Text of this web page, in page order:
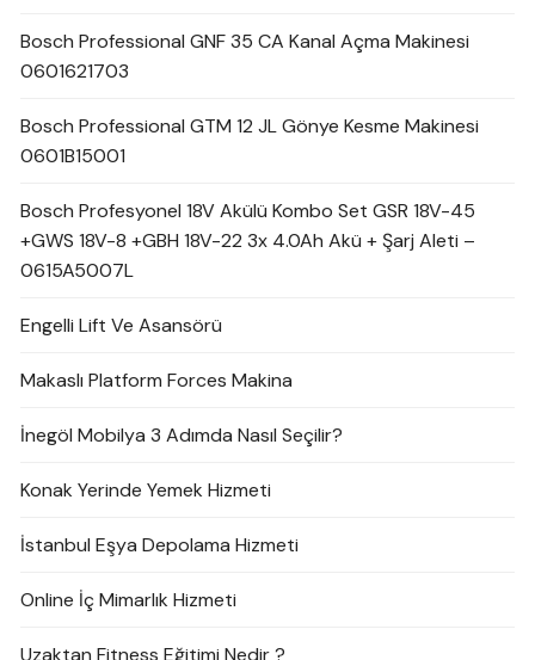
Bosch Professional GNF 35 CA Kanal Açma Makinesi
0601621703
Bosch Professional GTM 12 JL Gönye Kesme Makinesi
0601B15001
Bosch Profesyonel 18V Akülü Kombo Set GSR 18V-45
+GWS 18V-8 +GBH 18V-22 3x 4.0Ah Akü + Şarj Aleti –
0615A5007L
Engelli Lift Ve Asansörü
Makaslı Platform Forces Makina
İnegöl Mobilya 3 Adımda Nasıl Seçilir?
Konak Yerinde Yemek Hizmeti
İstanbul Eşya Depolama Hizmeti
Online İç Mimarlık Hizmeti
Uzaktan Fitness Eğitimi Nedir ?